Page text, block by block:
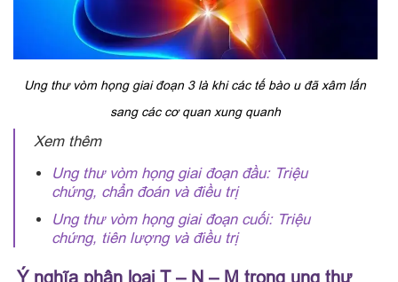
Ung thư vòm họng giai đoạn 3 là khi các tế bào u đã xâm lấn
sang các cơ quan xung quanh
Xem thêm
Ung thư vòm họng giai đoạn đầu: Triệu
chứng, chẩn đoán và điều trị
Ung thư vòm họng giai đoạn cuối: Triệu
chứng, tiên lượng và điều trị
Ý nghĩa phân loại T – N – M trong ung thư